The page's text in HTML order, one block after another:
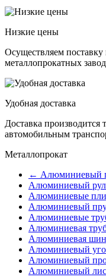
Низкие цены
Осуществляем
металлопрокатных
Удобная доставка
Доставка производится
автомобильным
Металлопрокат
← Алюминиевый
Алюминиевый
Алюминиевые
Алюминиевый
Алюминиевые
Алюминиевая
Алюминиевая
Алюминиевый
Алюминиевый
Алюминиевый